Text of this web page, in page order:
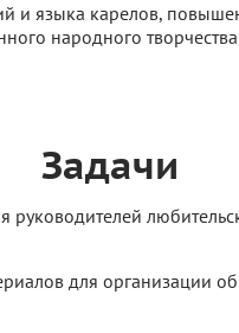
и языка карелов,
народного
Задачи
для организации